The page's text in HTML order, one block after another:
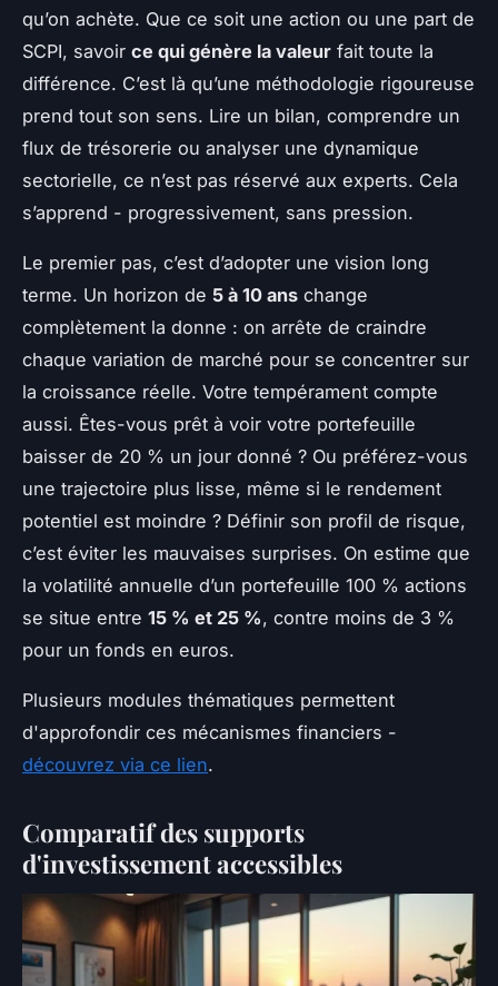
qu’on achète. Que ce soit une action ou une part de
SCPI, savoir ce qui génère la valeur fait toute la
différence. C’est là qu’une méthodologie rigoureuse
prend tout son sens. Lire un bilan, comprendre un
flux de trésorerie ou analyser une dynamique
sectorielle, ce n’est pas réservé aux experts. Cela
s’apprend - progressivement, sans pression.
Le premier pas, c’est d’adopter une vision long
terme. Un horizon de 5 à 10 ans change
complètement la donne : on arrête de craindre
chaque variation de marché pour se concentrer sur
la croissance réelle. Votre tempérament compte
aussi. Êtes-vous prêt à voir votre portefeuille
baisser de 20 % un jour donné ? Ou préférez-vous
une trajectoire plus lisse, même si le rendement
potentiel est moindre ? Définir son profil de risque,
c’est éviter les mauvaises surprises. On estime que
la volatilité annuelle d’un portefeuille 100 % actions
se situe entre 15 % et 25 %, contre moins de 3 %
pour un fonds en euros.
Plusieurs modules thématiques permettent
d'approfondir ces mécanismes financiers -
découvrez via ce lien.
Comparatif des supports
d'investissement accessibles